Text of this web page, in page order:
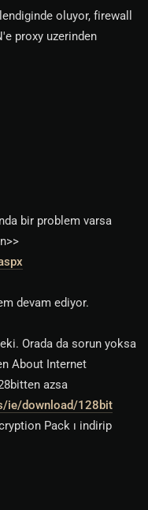
oluyor, firewall
proxy uzerinden
bir problem varsa
devam ediyor.
Orada da sorun yoksa
About Internet
azsa
ie/download/128bit
Pack ı indirip